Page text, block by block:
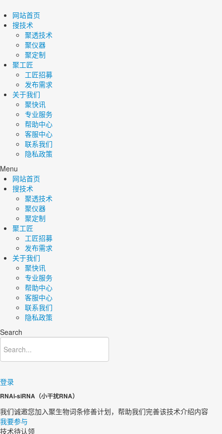
网站首页
搜技术
聚透技术
聚仪器
聚定制
聚工匠
工匠招募
发布需求
关于我们
聚快讯
专业服务
帮助中心
客服中心
联系我们
隐私政策
Menu
网站首页
搜技术
聚透技术
聚仪器
聚定制
聚工匠
工匠招募
发布需求
关于我们
聚快讯
专业服务
帮助中心
客服中心
联系我们
隐私政策
Search
登录
RNAi-siRNA（小干扰RNA）
我们诚邀您加入聚生物词条修善计划，帮助我们完善该技术介绍内容​
我要参与
技术待认领